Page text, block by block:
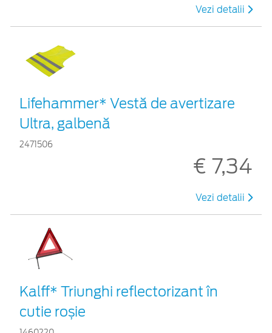
Vezi detalii
Lifehammer* Vestă de avertizare
Ultra, galbenă
2471506
€ 7,34
Vezi detalii
Kalff* Triunghi reflectorizant în
cutie roșie